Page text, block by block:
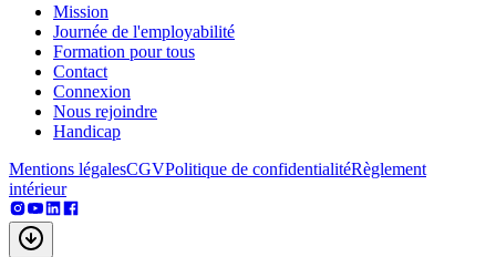
Mission
Journée de l'employabilité
Formation pour tous
Contact
Connexion
Nous rejoindre
Handicap
Mentions légalesCGVPolitique de confidentialitéRèglement
intérieur